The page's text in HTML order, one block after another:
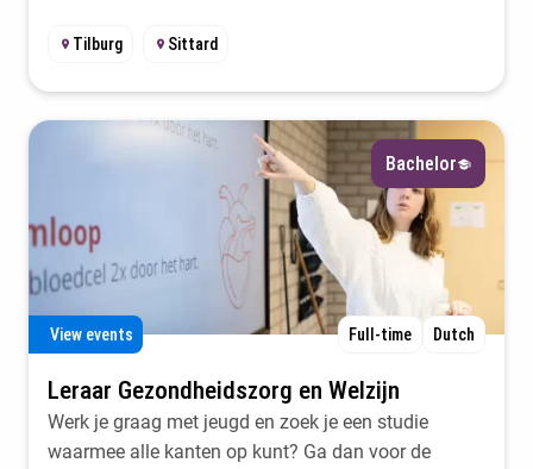
Tilburg Sittard
Bachelor
View events Full-time Dutch
Leraar Gezondheidszorg en Welzijn
Werk je graag met jeugd en zoek je een studie
waarmee alle kanten op kunt? Ga dan voor de